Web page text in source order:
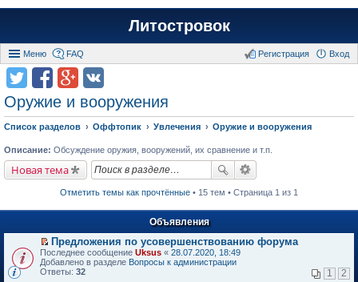
Литостровок
Меню FAQ Вход
Регистрация
Оружие и вооружения
Список разделов Оффтопик Увлечения Оружие и вооружения
Описание: Обсуждение оружия, вооружений, их сравнение и т.п.
Новая тема
Отметить темы как прочтённые • 15 тем • Страница 1 из 1
Объявления
П
е
р
Предложения по усовершенствованию форума
Последнее сообщение Uksus « 28.07.2020, 18:49
Добавлено в разделе Вопросы к администрации
Ответы: 32 1 2